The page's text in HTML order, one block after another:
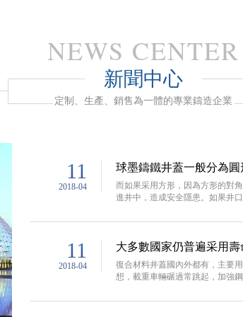
NEWS CENTER
新聞中心
定制、生產、銷售為一體的專業鑄造企業
11
2018-04
球墨鑄鐵井蓋一般分為圓
而如果采用方形，因為方形的對
進井中，造成安全隱患。如果井
11
2018-04
大多數國家仍普遍采用壽
復合材料井蓋國內外都有，主要
想，載重車輛碾過常跳起，加強